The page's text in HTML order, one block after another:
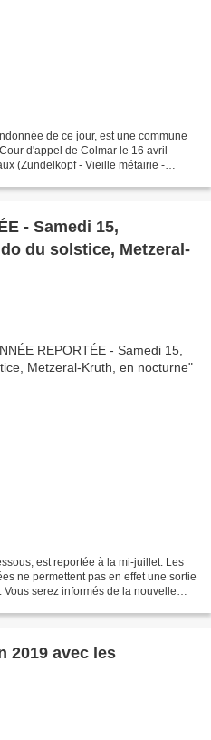
de ce jour, est une commune
d'appel de Colmar le 16 avril
(Zundelkopf - Vieille métairie -
- Samedi 15,
du solstice, Metzeral-
est reportée à la mi-juillet. Les
ne permettent pas en effet une sortie
serez informés de la nouvelle
2019 avec les